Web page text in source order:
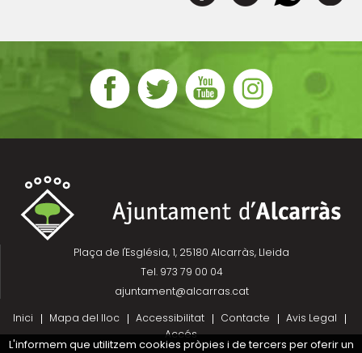
Plaça de l'Església, 1, 25180 Alcarràs, Lleida
Tel. 973 79 00 04
ajuntament@alcarras.cat
Inici
Mapa del lloc Accessibilitat Contacte
Avis Legal
Accés
L'informem que utilitzem cookies pròpies i de tercers per oferir un